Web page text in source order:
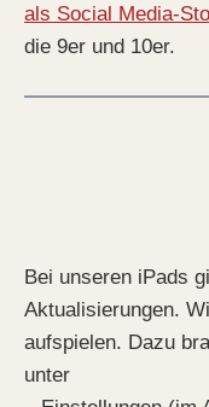
als Social Media-
die 9er und 10er.
Bei unseren iPads
Aktualisierungen.
aufspielen. Dazu
unter